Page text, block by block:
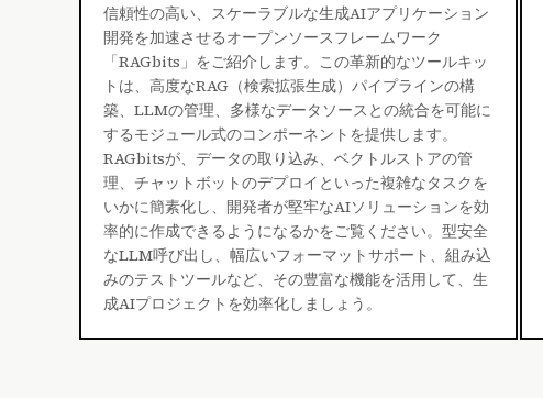
信頼性の高い、スケーラブルな生成AIアプリケーション
開発を加速させるオープンソースフレームワーク
「RAGbits」をご紹介します。この革新的なツールキッ
トは、高度なRAG（検索拡張生成）パイプラインの構
築、LLMの管理、多様なデータソースとの統合を可能に
するモジュール式のコンポーネントを提供します。
RAGbitsが、データの取り込み、ベクトルストアの管
理、チャットボットのデプロイといった複雑なタスクを
いかに簡素化し、開発者が堅牢なAIソリューションを効
率的に作成できるようになるかをご覧ください。型安全
なLLM呼び出し、幅広いフォーマットサポート、組み込
みのテストツールなど、その豊富な機能を活用して、生
成AIプロジェクトを効率化しましょう。